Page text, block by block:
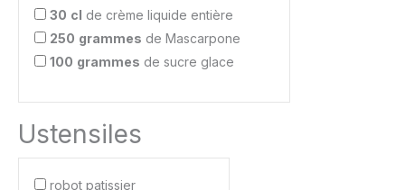
30 cl de crème liquide entière
250 grammes de Mascarpone
100 grammes de sucre glace
Ustensiles
robot patissier